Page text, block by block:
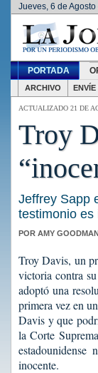
Jueves, 6 de Agosto
PORTADA
ARCHIVO ENVÍE
ACTUALIZADO 21 DE
Troy
Jeffrey Sapp
testimonio es
POR AMY
Troy Davis, un
victoria contra
adoptó una
primera vez en
Davis y que
la Corte
estadounidense
inocente.